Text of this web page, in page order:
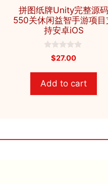
拼图纸牌Unity完整源码
550关休闲益智手游项目
持安卓iOS
o
5
$27.00
Add to cart